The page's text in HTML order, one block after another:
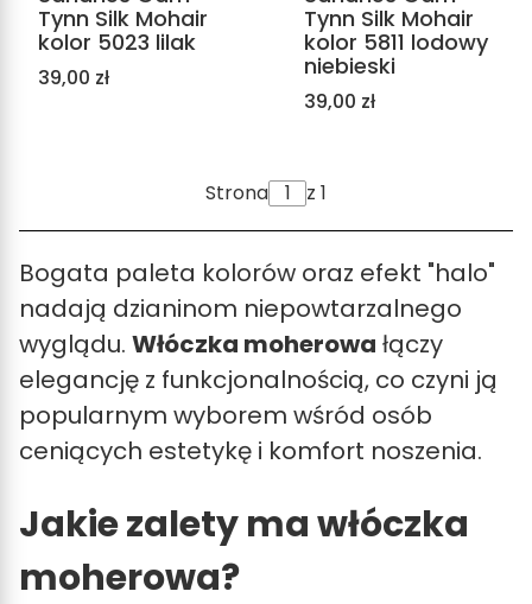
Tynn Silk Mohair
kolor 5023 lilak
Cena
39,00 zł
Tynn Silk Mohair
kolor 5811 lodowy
niebieski
Cena
39,00 zł
Strona z 1
Bogata paleta kolorów oraz efekt "halo"
nadają dzianinom niepowtarzalnego
wyglądu. Włóczka moherowa łączy
elegancję z funkcjonalnością, co czyni ją
popularnym wyborem wśród osób
ceniących estetykę i komfort noszenia.
Jakie zalety ma włóczka
moherowa?